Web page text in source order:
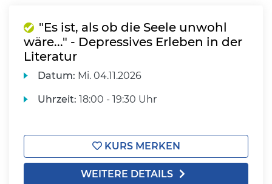
"Es ist, als ob die Seele unwohl
wäre..." - Depressives Erleben in der
Literatur
Datum: Mi. 04.11.2026
Uhrzeit: 18:00 - 19:30 Uhr
KURS MERKEN
WEITERE DETAILS